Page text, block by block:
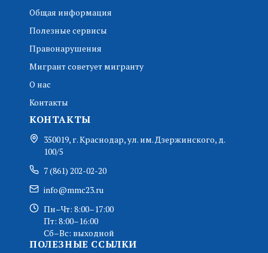
Общая информация
Полезные сервисы
Правонарушения
Мигрант советует мигранту
О нас
Контакты
КОНТАКТЫ
350019, г. Краснодар, ул. им. Дзержинского, д.
100/5
7 (861) 202-02-20
info@mmc23.ru
Пн–Чт: 8:00–17:00
Пт: 8:00–16:00
Сб–Вс: выходной
ПОЛЕЗНЫЕ ССЫЛКИ